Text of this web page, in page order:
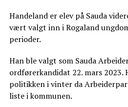
Handeland er elev på Sauda
vært valgt inn i Rogaland
perioder.
Han ble valgt som Sauda
ordførerkandidat 22. mars 2023.
politikken i vinter da
liste i kommunen.